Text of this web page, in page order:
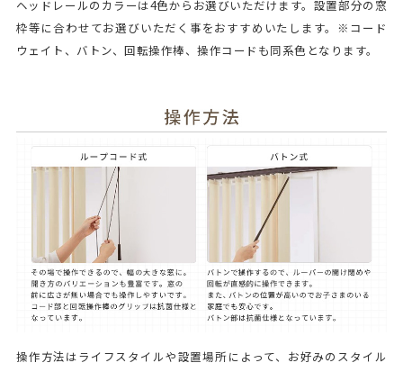
ヘッドレールのカラーは4色からお選びいただけます。設置部分の窓
枠等に合わせてお選びいただく事をおすすめいたします。※コード
ウェイト、バトン、回転操作棒、操作コードも同系色となります。
操作方法はライフスタイルや設置場所によって、お好みのスタイル